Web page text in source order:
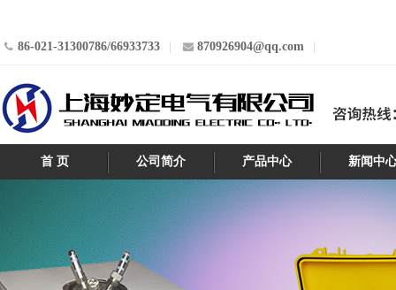
86-021-31300786/66933733 870926904@qq.com
首 页 公司简介 产品中心 新闻中